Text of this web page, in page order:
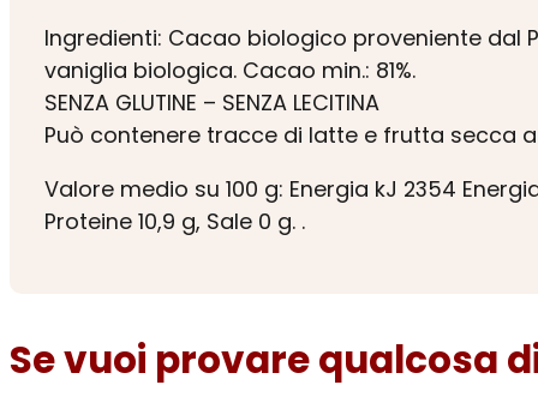
Ingredienti: Cacao biologico proveniente dal
vaniglia biologica. Cacao min.: 81%.
SENZA GLUTINE – SENZA LECITINA
Può contenere tracce di latte e frutta secca
Valore medio su 100 g: Energia kJ 2354
Proteine 10,9 g, Sale 0 g. .
Se vuoi provare qualcosa